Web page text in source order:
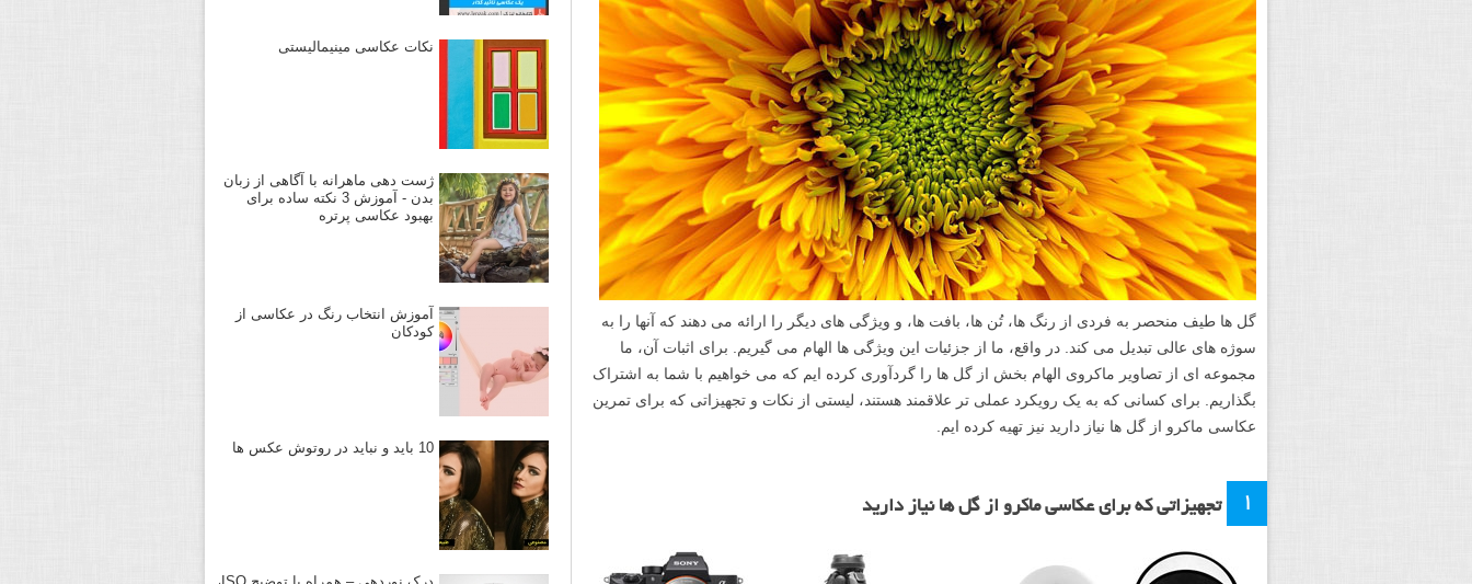
گل ها طیف منحصر به فردی از رنگ ها، تُن ها، بافت ها، و ویژگی های دیگر را ارائه می دهند که آنها را به
سوژه های عالی تبدیل می کند. در واقع، ما از جزئیات این ویژگی ها الهام می گیریم. برای اثبات آن، ما
مجموعه ای از تصاویر ماکروی الهام بخش از گل ها را گردآوری کرده ایم که می خواهیم با شما به اشتراک
بگذاریم. برای کسانی که به یک رویکرد عملی تر علاقمند هستند، لیستی از نکات و تجهیزاتی که برای تمرین
عکاسی ماکرو از گل ها نیاز دارید نیز تهیه کرده ایم.
۱ تجهیزاتی که برای عکاسی ماکرو از گل ها نیاز دارید
نکات عکاسی مینیمالیستی
ژست دهی ماهرانه با آگاهی از زبان
بدن - آموزش 3 نکته ساده برای
بهبود عکاسی پرتره
آموزش انتخاب رنگ در عکاسی از
کودکان
10 باید و نباید در روتوش عکس ها